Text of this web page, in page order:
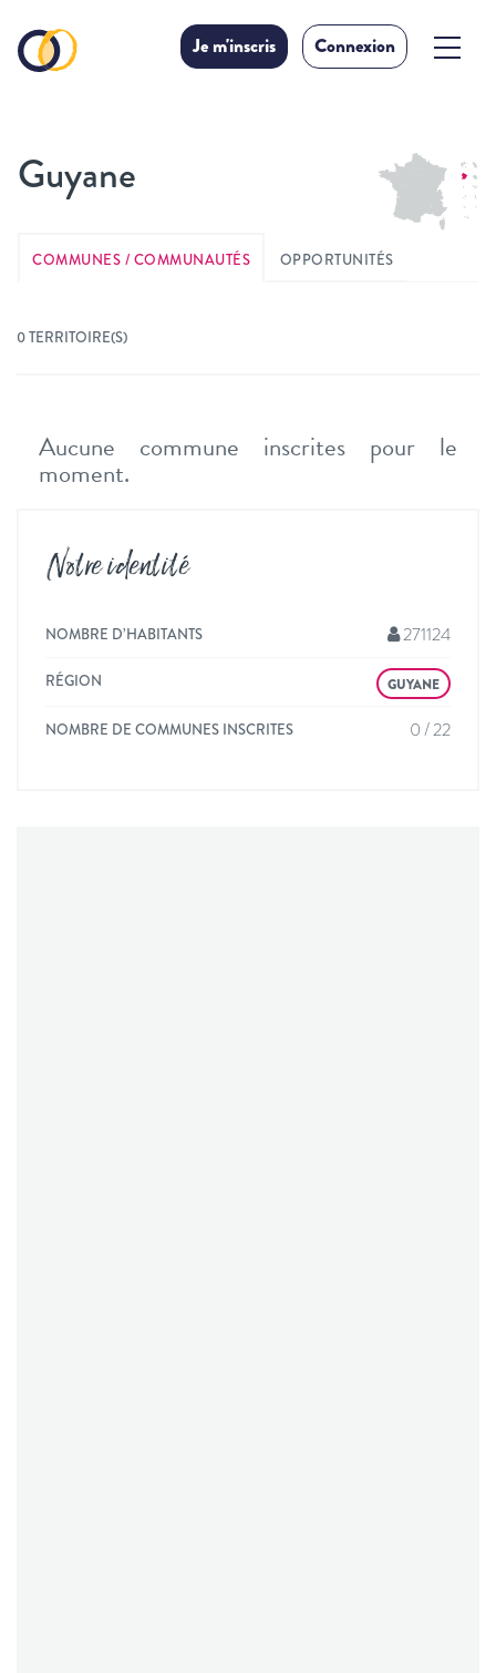
Je m'inscris Connexion
Guyane
COMMUNES / COMMUNAUTÉS OPPORTUNITÉS
0 TERRITOIRE(S)
Aucune commune inscrites pour le
moment.
Notre identité
NOMBRE D’HABITANTS 271124
RÉGION GUYANE
NOMBRE DE COMMUNES INSCRITES 0 / 22